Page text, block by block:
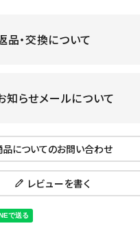
品・交換について
知らせメールについて
品についてのお問い合わせ
レビューを書く